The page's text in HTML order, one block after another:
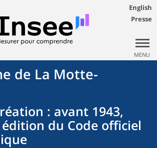
English
Presse
MENU
de La Motte-
: avant 1943,
du Code officiel